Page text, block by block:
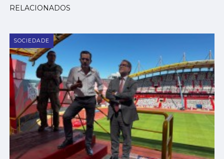
RELACIONADOS
SOCIEDADE